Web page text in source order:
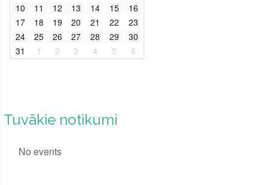
10
11 12 13 14 15
16
17
18 19 20 21 22
23
24
25 26 27 28 29
30
31
1 2 3 4 5 6
Tuvākie notikumi
No events